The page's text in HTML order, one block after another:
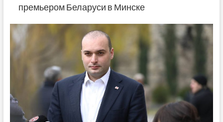
премьером Беларуси в Минске